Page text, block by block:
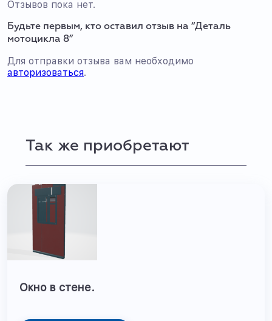
Отзывов пока нет.
Будьте первым, кто оставил отзыв на “Деталь
мотоцикла 8”
Для отправки отзыва вам необходимо
авторизоваться.
Так же приобретают
Окно в стене.